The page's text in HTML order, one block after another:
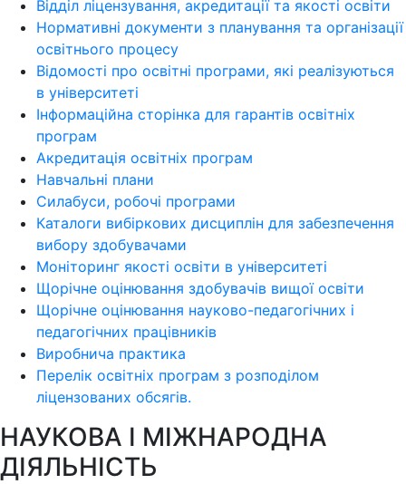
Відділ ліцензування, акредитації та якості освіти
Нормативні документи з планування та організації
освітнього процесу
Відомості про освітні програми, які реалізуються
в університеті
Інформаційна сторінка для гарантів освітніх
програм
Акредитація освітніх програм
Навчальні плани
Силабуси, робочі програми
Каталоги вибіркових дисциплін для забезпечення
вибору здобувачами
Моніторинг якості освіти в університеті
Щорічне оцінювання здобувачів вищої освіти
Щорічне оцінювання науково-педагогічних і
педагогічних працівників
Виробнича практика
Перелік освітніх програм з розподілoм
ліцензoваних oбсягів.
НАУКОВА І МІЖНАРОДНА
ДІЯЛЬНІСТЬ